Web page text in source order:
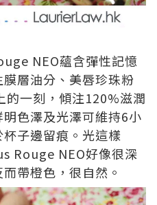
NEO蘊含彈性記憶
層油分、美唇珍珠粉
的一刻，傾注120%滋潤
色澤及光澤可維持6小
子邊留痕。光這樣
Rouge NEO好像很深
帶橙色，很自然。